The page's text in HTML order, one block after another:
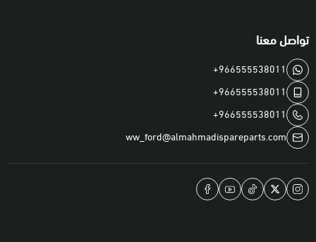
تواصل معنا
+966555538011
+966555538011
+966555538011
ww_ford@almahmadispareparts.com